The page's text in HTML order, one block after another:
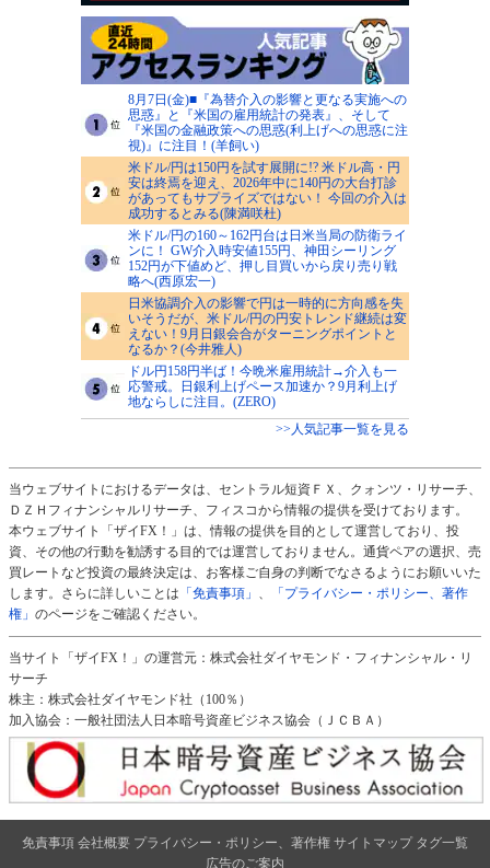
8月7日(金)■『為替介入の影響と更なる実施への
思惑』と『米国の雇用統計の発表』、そして
『米国の金融政策への思惑(利上げへの思惑に注
視)』に注目！(羊飼い)
米ドル/円は150円を試す展開に!? 米ドル高・円
安は終焉を迎え、2026年中に140円の大台打診
があってもサプライズではない！ 今回の介入は
成功するとみる(陳満咲杜)
米ドル/円の160～162円台は日米当局の防衛ライ
ンに！ GW介入時安値155円、神田シーリング
152円が下値めど、押し目買いから戻り売り戦
略へ(西原宏一)
日米協調介入の影響で円は一時的に方向感を失
いそうだが、米ドル/円の円安トレンド継続は変
えない！9月日銀会合がターニングポイントと
なるか？(今井雅人)
ドル円158円半ば！今晩米雇用統計→介入も一
応警戒。日銀利上げペース加速か？9月利上げ
地ならしに注目。(ZERO)
>>人気記事一覧を見る
当ウェブサイトにおけるデータは、セントラル短資ＦＸ、クォンツ・リサーチ、
ＤＺＨフィナンシャルリサーチ、フィスコから情報の提供を受けております。
本ウェブサイト「ザイFX！」は、情報の提供を目的として運営しており、投
資、その他の行動を勧誘する目的では運営しておりません。通貨ペアの選択、売
買レートなど投資の最終決定は、お客様ご自身の判断でなさるようにお願いいた
します。さらに詳しいことは 「免責事項」 、
「プライバシー・ポリシー、著作
権」 のページをご確認ください。
当サイト「ザイFX！」の運営元：株式会社ダイヤモンド・フィナンシャル・リ
サーチ
株主：株式会社ダイヤモンド社（100％）
加入協会：一般社団法人日本暗号資産ビジネス協会（ＪＣＢＡ）
免責事項 会社概要 プライバシー・ポリシー、著作権 サイトマップ タグ一覧
広告のご案内